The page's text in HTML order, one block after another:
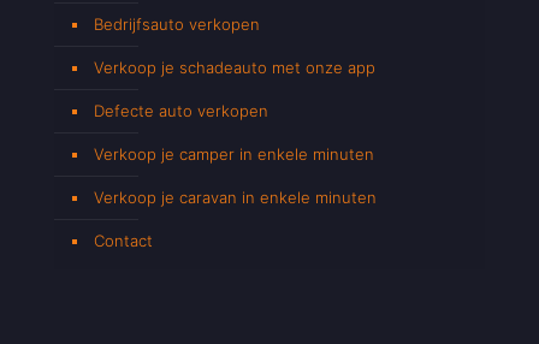
Bedrijfsauto verkopen
Verkoop je schadeauto met onze app
Defecte auto verkopen
Verkoop je camper in enkele minuten
Verkoop je caravan in enkele minuten
Contact